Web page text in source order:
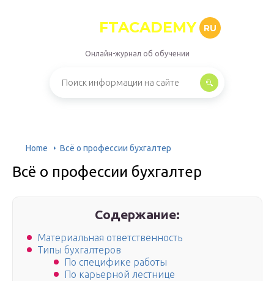
FTACADEMY RU
Онлайн-журнал об обучении
Home Всё о профессии бухгалтер
Всё о профессии бухгалтер
Содержание:
Материальная ответственность
Типы бухгалтеров
По специфике работы
По карьерной лестнице